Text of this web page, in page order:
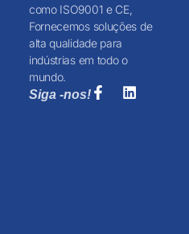
como ISO9001 e CE,
Fornecemos soluções de
alta qualidade para
indústrias em todo o
mundo.
Siga -nos!